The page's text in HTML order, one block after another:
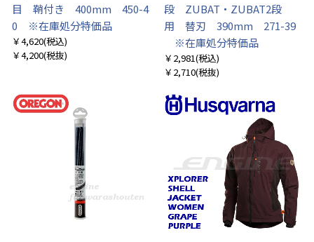
目 鞘付き 400mm 450-4
0 ※在庫処分特価品
￥4,620(税込)
￥4,200(税抜)
段 ZUBAT・ZUBAT2段
用 替刃 390mm 271-39
※在庫処分特価品
￥2,981(税込)
￥2,710(税抜)